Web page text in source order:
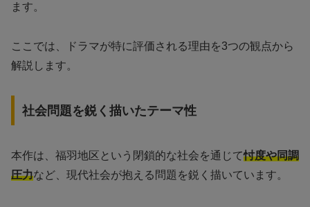
ます。
ここでは、ドラマが特に評価される理由を3つの観点から
解説します。
社会問題を鋭く描いたテーマ性
本作は、福羽地区という閉鎖的な社会を通じて忖度や同調
圧力など、現代社会が抱える問題を鋭く描いています。